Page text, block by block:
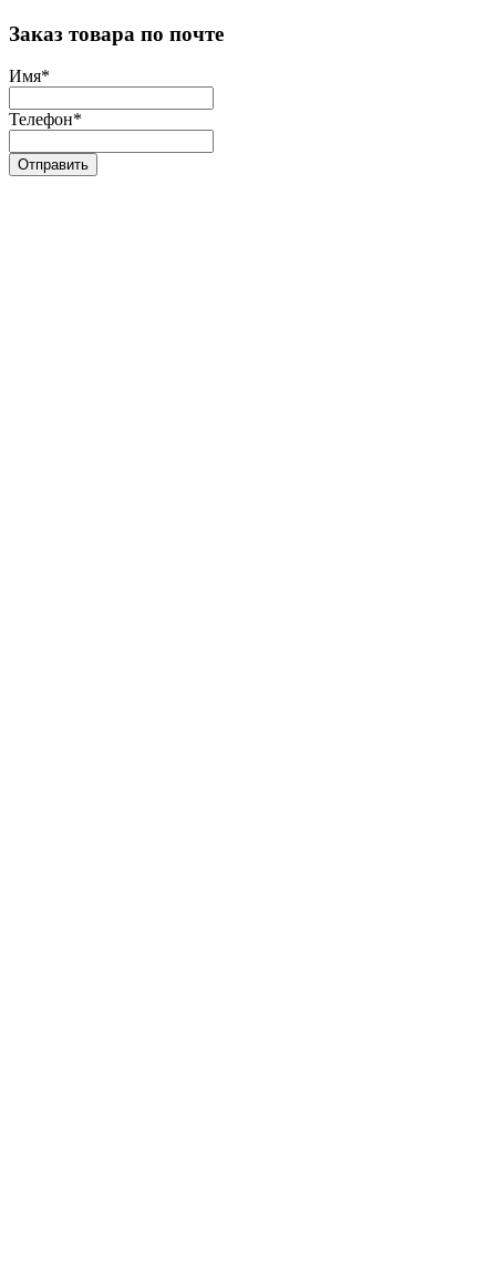
Заказ товара по почте
Имя*
Телефон*
Отправить